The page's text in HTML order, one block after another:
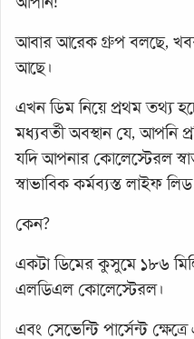
আবার আরেক গ্রুপ বলছে,
আছে।
এখন ডিম নিয়ে প্রথম তথ্য
মধ্যবর্তী অবস্থান যে, আপনি
যদি আপনার কোলেস্টেরল
স্বাভাবিক কর্মব্যস্ত লাইফ
কেন?
একটা ডিমের কুসুমে ১৮৬
এলডিএল কোলেস্টেরল।
এবং সেভেন্টি পার্সেন্ট